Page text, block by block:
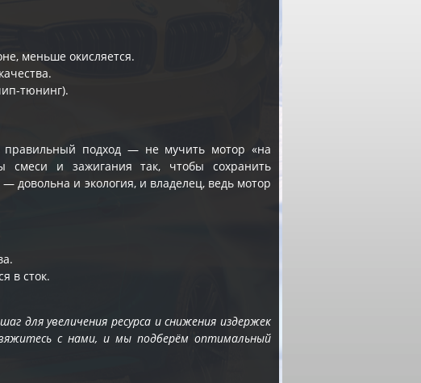
меньше окисляется.
тюнинг).
правильный подход — не мучить мотор «на
смеси и зажигания так, чтобы сохранить
довольна и экология, и владелец, ведь мотор
в сток.
для увеличения ресурса и снижения издержек
с нами, и мы подберём оптимальный